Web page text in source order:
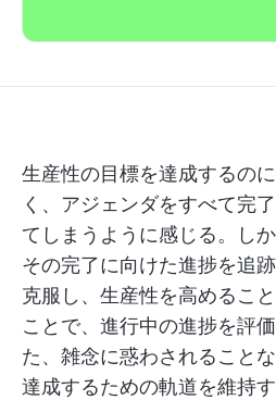
生産性の目標を達成するの
く、アジェンダをすべて完
てしまうように感じる。し
その完了に向けた進捗を追
克服し、生産性を高めるこ
ことで、進行中の進捗を評
た、雑念に惑わされること
達成するための軌道を維持